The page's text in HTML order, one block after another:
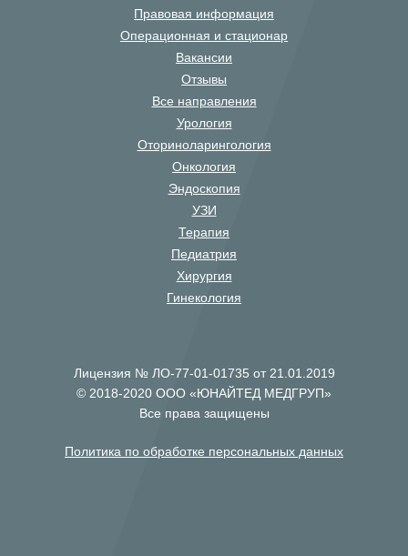
Правовая информация
Операционная и стационар
Вакансии
Отзывы
Все направления
Урология
Оториноларингология
Онкология
Эндоскопия
УЗИ
Терапия
Педиатрия
Хирургия
Гинекология
Лицензия № ЛО-77-01-01735 от 21.01.2019
© 2018-2020 ООО «ЮНАЙТЕД МЕДГРУП»
Все права защищены
Политика по обработке персональных данных